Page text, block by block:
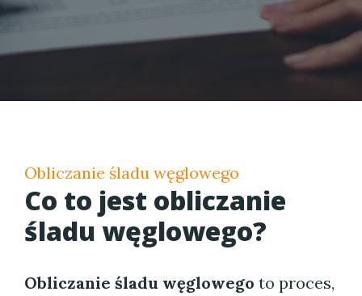
Obliczanie śladu węglowego
Co to jest obliczanie
śladu węglowego?
Obliczanie śladu węglowego to proces,